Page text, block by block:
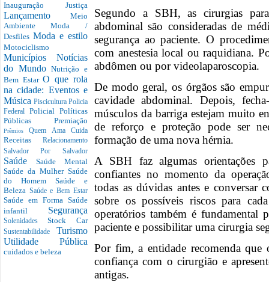
Inauguração Justiça
Lançamento Meio
AmbienteModa /
Desfiles Moda e estilo
Motociclismo
Municípios Notícias
do MundoNutrição e
Bem EstarO que rola
na cidade: Eventos e
Música Piscicultura Policia
Federal Policial Políticas
Públicas Premiação
PrêmiosQuem Ama Cuida
Receitas Relacionamento
Salvador Por Salvador
Saúde Saúde Mental
Saúde da Mulher Saúde
do Homem Saúde e
Beleza Saúde e Bem Estar
Saúde em Forma Saúde
infantil Segurança
SolenidadesStock Car
Sustentabilidade Turismo
Utilidade Pública
cuidados e beleza
Segundo a SBH, as cirurgias
abdominal são consideradas de
segurança ao paciente. O
com anestesia local ou raquidiana.
abdômen ou por videolaparoscopia.
De modo geral, os órgãos são
cavidade abdominal. Depois,
músculos da barriga estejam muito
de reforço e proteção pode ser
formação de uma nova hérnia.
A SBH faz algumas orientações
confiantes no momento da
todas as dúvidas antes e
sobre os possíveis riscos para
operatórios também é fundamental
paciente e possibilitar uma cirurgia
Por fim, a entidade recomenda que
confiança com o cirurgião e
antigas.